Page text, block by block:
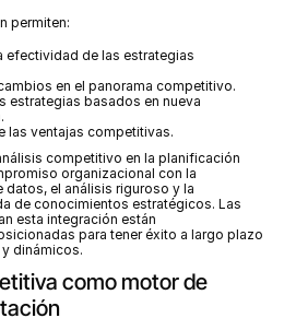
permiten:
efectividad de las estrategias
en el panorama competitivo.
estrategias basados en nueva
las ventajas competitivas.
competitivo en la planificación
organizacional con la
el análisis riguroso y la
de conocimientos estratégicos. Las
esta integración están
para tener éxito a largo plazo
dinámicos.
como motor de